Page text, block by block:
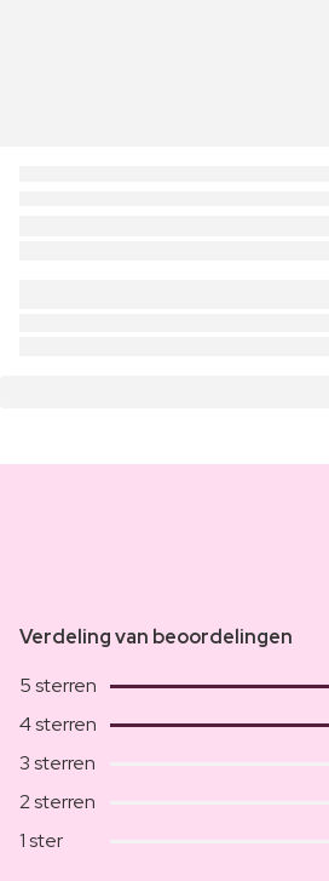
Verdeling van beoordelingen
5 sterren
4 sterren
3 sterren
2 sterren
1 ster